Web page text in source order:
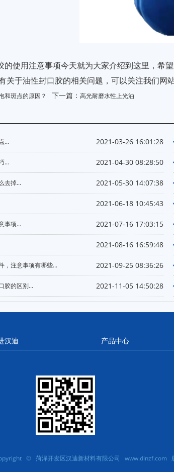
的使用注意事项今天就为大家介绍到这里，希
关于油性封口胶的相关问题，可以关注我们网
和斑点的原因？ 下一篇： 高光耐磨水性上光油
2021-03-26 16:01:28
...
2021-04-30 08:28:50
...
2021-05-30 14:07:38
去掉...
2021-06-18 10:45:43
2021-07-16 17:03:15
事项...
2021-08-16 16:59:48
2021-09-25 08:36:26
，注意事项有哪些...
2021-11-05 14:50:28
胶的区别...
汉迪 产品中心
© 菏泽开发区汉迪新材料有限公司 www.dlnzf.com